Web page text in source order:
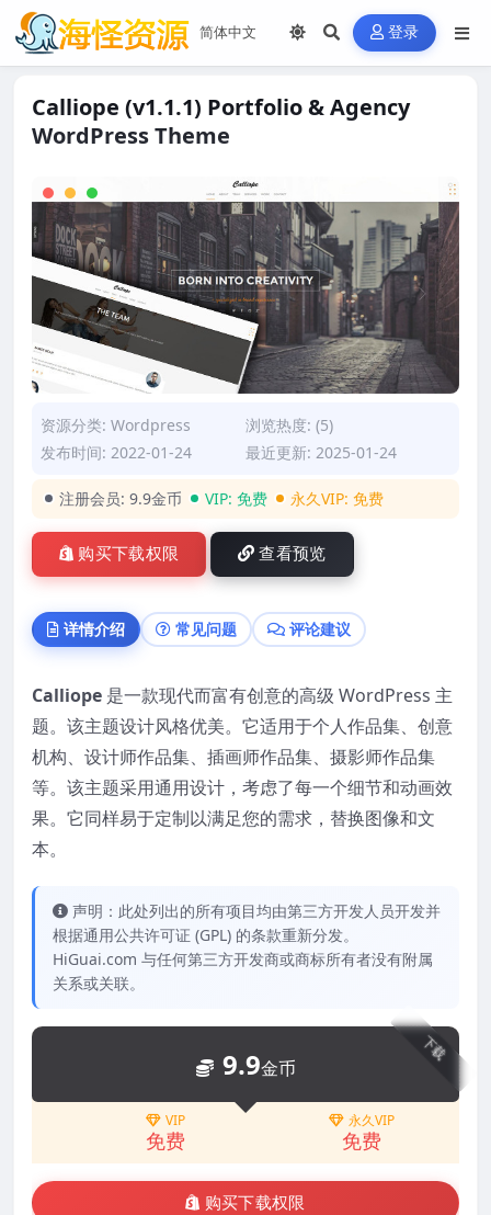
登录
Calliope (v1.1.1) Portfolio & Agency
WordPress Theme
资源分类: Wordpress
浏览热度: (5)
发布时间: 2022-01-24
最近更新: 2025-01-24
注册会员: 9.9金币 VIP: 免费 永久VIP: 免费
购买下载权限 查看预览
详情介绍 常见问题 评论建议
Calliope 是一款现代而富有创意的高级 WordPress 主
题。该主题设计风格优美。它适用于个人作品集、创意
机构、设计师作品集、插画师作品集、摄影师作品集
等。该主题采用通用设计，考虑了每一个细节和动画效
果。它同样易于定制以满足您的需求，替换图像和文
本。
声明：此处列出的所有项目均由第三方开发人员开发并
根据通用公共许可证 (GPL) 的条款重新分发。
HiGuai.com 与任何第三方开发商或商标所有者没有附属
关系或关联。
下载
9.9金币
VIP
免费
永久VIP
免费
购买下载权限